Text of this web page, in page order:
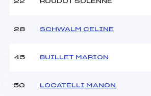
22 ROUDOT SOLENNE
28 SCHWALM CELINE
45 BUILLET MARION
50 LOCATELLI MANON